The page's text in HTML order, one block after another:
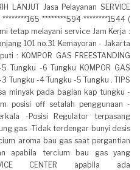
LANJUT Jasa Pelayanan SERVICE
********165 ********594 ********1544 (
tetap melayani service Jam Kerja :
101 no.31 Kemayoran - Jakarta
: KOMPOR GAS FREESTANDING
Tungku -6 Tungku KOMPOR GAS
3 Tungku -4 Tungku -5 Tungku . TIPS
minyak pada bagian kap tungku -
posisi off setalah penggunaan -
-Posisi Regulator terpasang
gas -Tidak terdengar bunyi desis
aroma bau gas saat pergantian
apabila tercium bau gas yang
CENTER apabila ada